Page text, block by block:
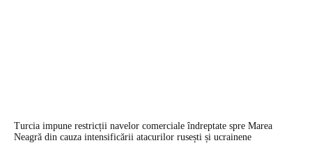
Turcia impune restricții navelor comerciale îndreptate spre Marea
Neagră din cauza intensificării atacurilor rusești și ucrainene